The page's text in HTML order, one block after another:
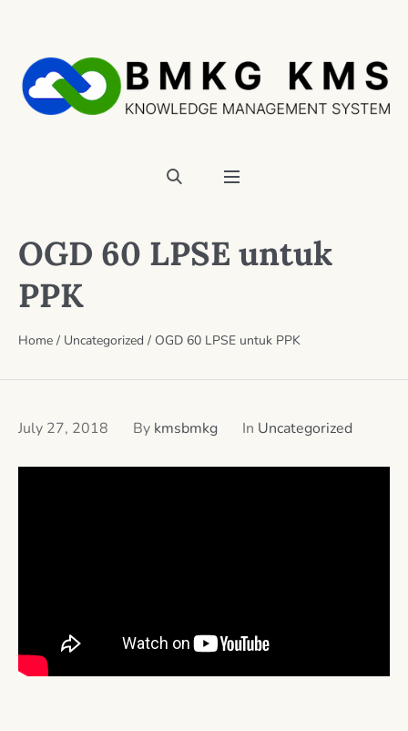
OGD 60 LPSE untuk
PPK
Home / Uncategorized / OGD 60 LPSE untuk PPK
July 27, 2018 By kmsbmkg In Uncategorized